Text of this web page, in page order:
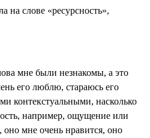
на слове «ресурсность»,
мне были незнакомы, а это
его люблю, стараюсь его
контекстуальными, насколько
например, ощущение или
оно мне очень нравится, оно